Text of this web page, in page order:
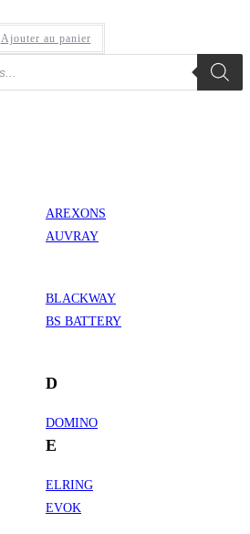
Ajouter au panier
AREXONS
AUVRAY
BLACKWAY
BS BATTERY
D
DOMINO
E
ELRING
EVOK